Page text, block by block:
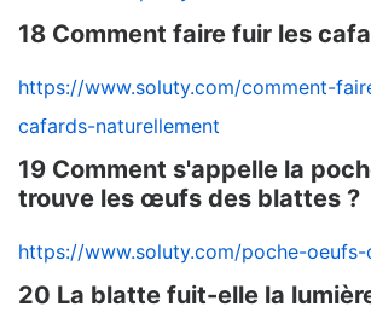
18 Comment faire fuir les
https://www.soluty.com/comment-
cafards-naturellement
19 Comment s'appelle la
trouve les œufs des blattes ?
https://www.soluty.com/poche-
20 La blatte fuit-elle la